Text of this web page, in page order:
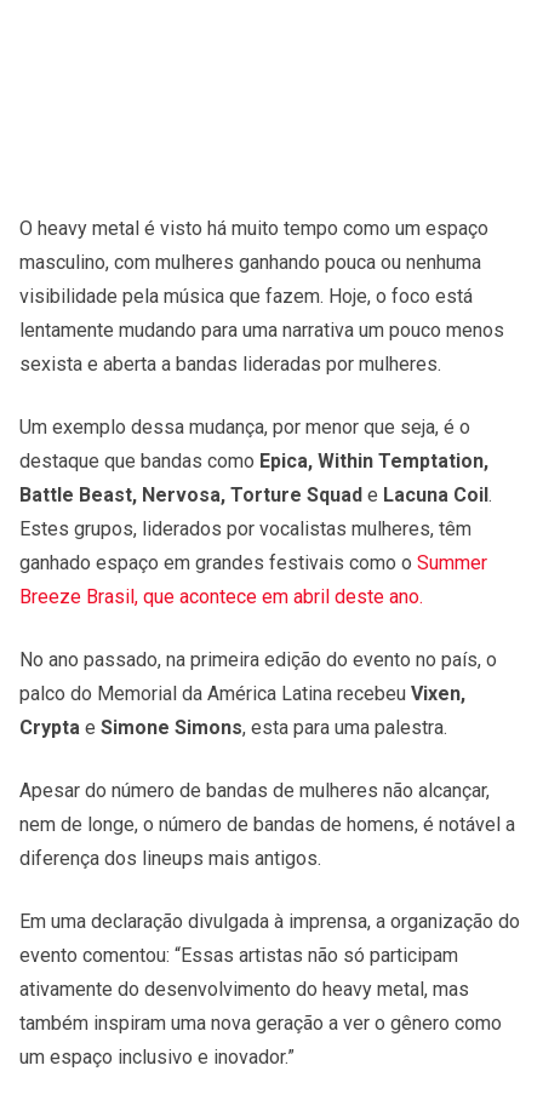
O heavy metal é visto há muito tempo como um espaço
masculino, com mulheres ganhando pouca ou nenhuma
visibilidade pela música que fazem. Hoje, o foco está
lentamente mudando para uma narrativa um pouco menos
sexista e aberta a bandas lideradas por mulheres.
Um exemplo dessa mudança, por menor que seja, é o
destaque que bandas como Epica, Within Temptation,
Battle Beast, Nervosa, Torture Squad e Lacuna Coil .
Estes grupos, liderados por vocalistas mulheres, têm
ganhado espaço em grandes festivais como o Summer
Breeze Brasil, que acontece em abril deste ano.
No ano passado, na primeira edição do evento no país, o
palco do Memorial da América Latina recebeu Vixen,
Crypta e Simone Simons, esta para uma palestra.
Apesar do número de bandas de mulheres não alcançar,
nem de longe, o número de bandas de homens, é notável a
diferença dos lineups mais antigos.
Em uma declaração divulgada à imprensa, a organização do
evento comentou: “Essas artistas não só participam
ativamente do desenvolvimento do heavy metal, mas
também inspiram uma nova geração a ver o gênero como
um espaço inclusivo e inovador.”